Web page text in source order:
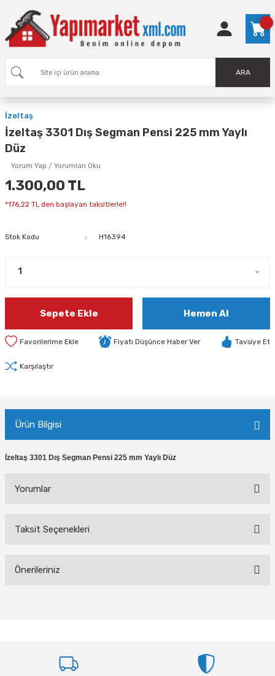
ARA
İzeltaş
İzeltaş 3301 Dış Segman Pensi 225 mm Yaylı
Düz
Yorum Yap / Yorumları Oku
1.300,00 TL
*176,22 TL den başlayan taksitlerle!!
Stok Kodu H16394
Sepete Ekle Hemen Al
Fiyatı Düşünce Haber Ver Tavsiye Et
Karşılaştır
Ürün Bilgisi
İzeltaş 3301 Dış Segman Pensi 225 mm Yaylı Düz
Yorumlar
Taksit Seçenekleri
Önerileriniz
Ürün resmi kalitesiz, bozuk veya görüntülenemiyor.